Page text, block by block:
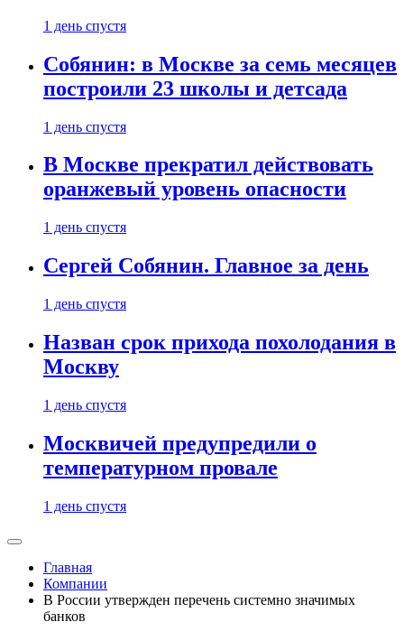
1 день спустя
Собянин: в Москве за семь месяцев
построили 23 школы и детсада
1 день спустя
В Москве прекратил действовать
оранжевый уровень опасности
1 день спустя
Сергей Собянин. Главное за день
1 день спустя
Назван срок прихода похолодания в
Москву
1 день спустя
Москвичей предупредили о
температурном провале
1 день спустя
Главная
Компании
В России утвержден перечень системно значимых
банков